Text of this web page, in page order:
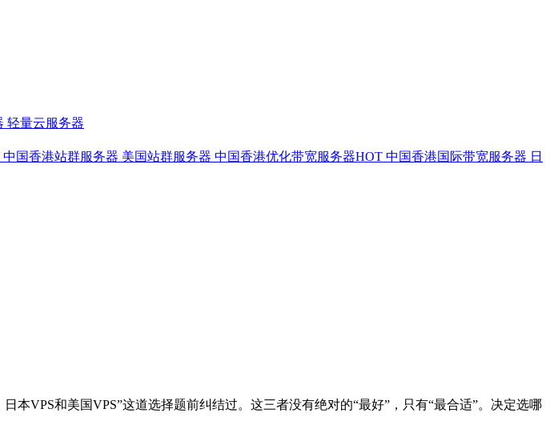
轻量云服务器
中国香港站群服务器 美国站群服务器 中国香港优化带宽服务器HOT 中国香港国际带宽服务器 日
VPS和美国VPS”这道选择题前纠结过。这三者没有绝对的“最好”，只有“最合适”。决定选哪